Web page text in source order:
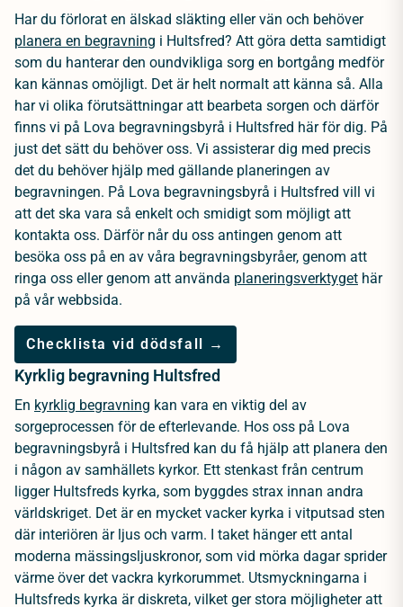
Har du förlorat en älskad släkting eller vän och behöver
planera en begravning i Hultsfred? Att göra detta samtidigt
som du hanterar den oundvikliga sorg en bortgång medför
kan kännas omöjligt. Det är helt normalt att känna så. Alla
har vi olika förutsättningar att bearbeta sorgen och därför
finns vi på Lova begravningsbyrå i Hultsfred här för dig. På
just det sätt du behöver oss. Vi assisterar dig med precis
det du behöver hjälp med gällande planeringen av
begravningen. På Lova begravningsbyrå i Hultsfred vill vi
att det ska vara så enkelt och smidigt som möjligt att
kontakta oss. Därför når du oss antingen genom att
besöka oss på en av våra begravningsbyråer, genom att
ringa oss eller genom att använda planeringsverktyget här
på vår webbsida.
Checklista vid dödsfall →
Kyrklig begravning Hultsfred
En kyrklig begravning kan vara en viktig del av
sorgeprocessen för de efterlevande. Hos oss på Lova
begravningsbyrå i Hultsfred kan du få hjälp att planera den
i någon av samhällets kyrkor. Ett stenkast från centrum
ligger Hultsfreds kyrka, som byggdes strax innan andra
världskriget. Det är en mycket vacker kyrka i vitputsad sten
där interiören är ljus och varm. I taket hänger ett antal
moderna mässingsljuskronor, som vid mörka dagar sprider
värme över det vackra kyrkorummet. Utsmyckningarna i
Hultsfreds kyrka är diskreta, vilket ger stora möjligheter att